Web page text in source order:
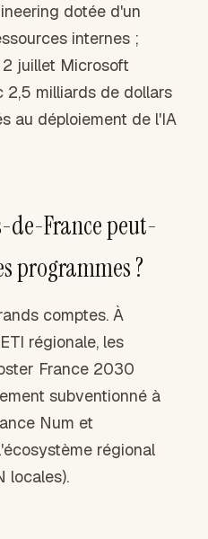
dotée d'un
internes ;
juillet Microsoft
2,5 milliards de dollars
au déploiement de l'IA
de-France peut-
programmes ?
comptes. À
régionale, les
France 2030
subventionné à
Num et
régional
locales).